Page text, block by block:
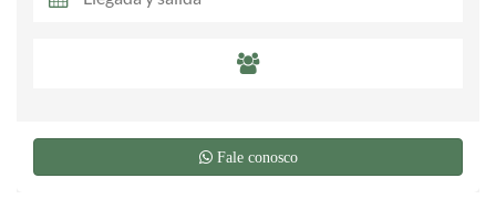
Fale conosco